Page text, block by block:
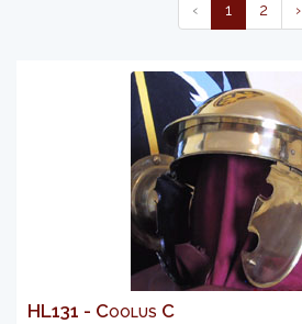
‹ 1 2 ›
HL131 - Coolus C